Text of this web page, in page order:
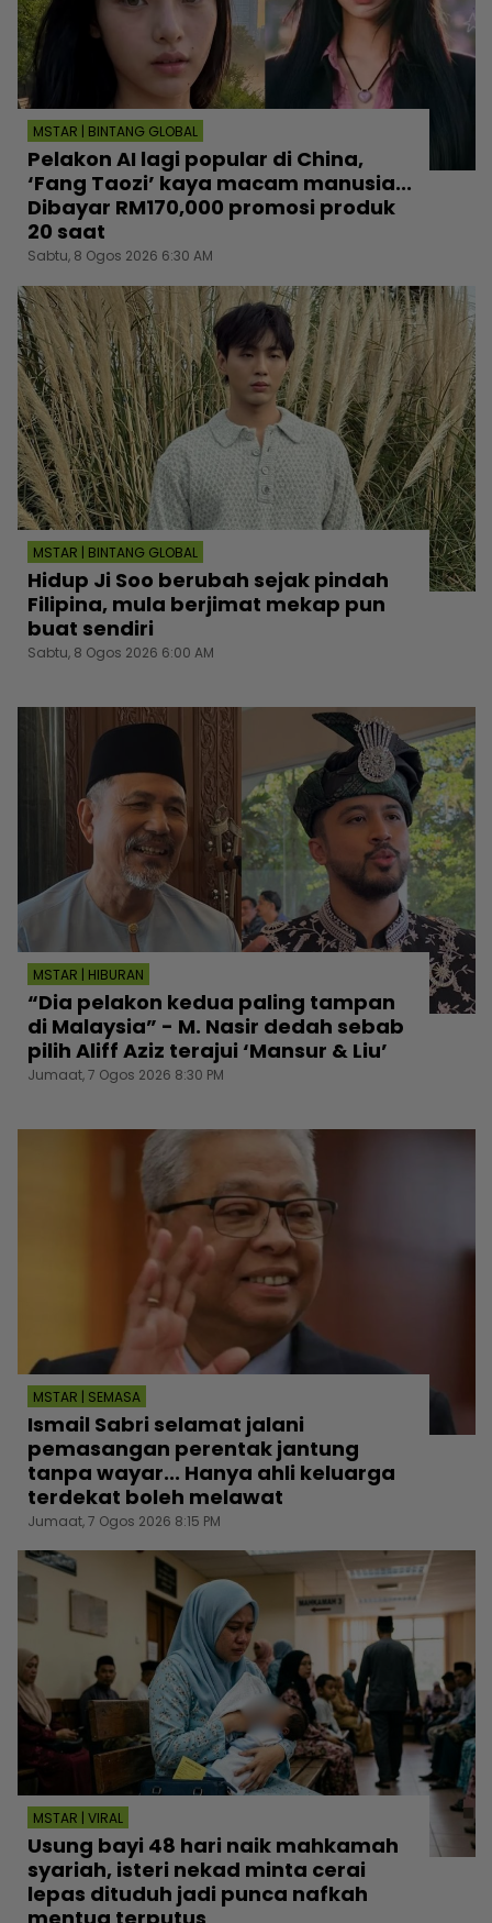
MSTAR | BINTANG GLOBAL
Pelakon AI lagi popular di China,
‘Fang Taozi’ kaya macam manusia...
Dibayar RM170,000 promosi produk
20 saat
Sabtu, 8 Ogos 2026 6:30 AM
MSTAR | BINTANG GLOBAL
Hidup Ji Soo berubah sejak pindah
Filipina, mula berjimat mekap pun
buat sendiri
Sabtu, 8 Ogos 2026 6:00 AM
MSTAR | HIBURAN
“Dia pelakon kedua paling tampan
di Malaysia” - M. Nasir dedah sebab
pilih Aliff Aziz terajui ‘Mansur & Liu’
Jumaat, 7 Ogos 2026 8:30 PM
MSTAR | SEMASA
Ismail Sabri selamat jalani
pemasangan perentak jantung
tanpa wayar... Hanya ahli keluarga
terdekat boleh melawat
Jumaat, 7 Ogos 2026 8:15 PM
MSTAR | VIRAL
Usung bayi 48 hari naik mahkamah
syariah, isteri nekad minta cerai
lepas dituduh jadi punca nafkah